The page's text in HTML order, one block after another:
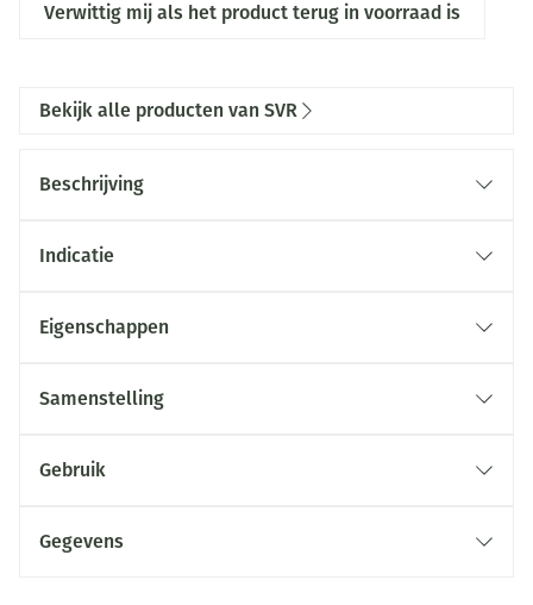
Verwittig mij als het product terug in voorraad is
Bekijk alle producten van SVR
Beschrijving
Indicatie
Eigenschappen
Samenstelling
Gebruik
Gegevens